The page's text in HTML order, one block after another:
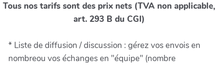
Tous nos tarifs sont des prix nets (TVA non applicable,
art. 293 B du CGI)
* Liste de diffusion / discussion : gérez vos envois en
nombreou vos échanges en "équipe" (nombre